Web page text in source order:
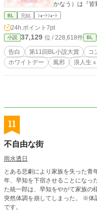
かなう）は『皆
康』であると証
そして、そのせ
生であるその兄も――。 『コンビニ
ニのバイトくん
です。
BL 完結 ｼｮｰﾄｼｮｰﾄ
24h.ポイント 7pt
小説 37,129 位 / 228,618件 BL
告白 第11回BL小説大賞 コ
ホワイトデー
風邪 浪人生
11
不自由な街
雨水透日
とある悲劇により家族を失った青
年、早知を下宿させることになっ
た統一郎は、早知をやがて家族の
突然体調を崩してしまった。 ※体調不良描写があります。 ※ブロマンス小説
です。